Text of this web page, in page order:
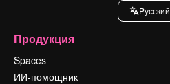
Pусский
Продукция
Spaces
ИИ-помощник